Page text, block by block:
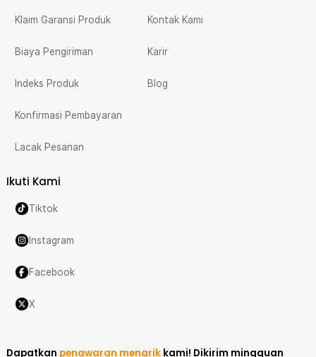
Klaim Garansi Produk
Biaya Pengiriman
Indeks Produk
Konfirmasi Pembayaran
Lacak Pesanan
Kontak Kami
Karir
Blog
Ikuti Kami
Tiktok
Instagram
Facebook
X
Dapatkan penawaran menarik kami! Dikirim mingguan